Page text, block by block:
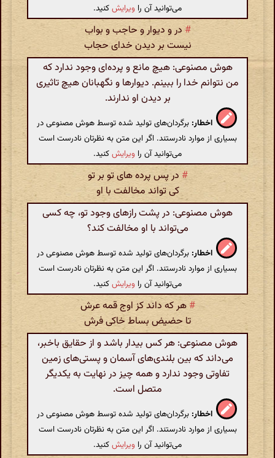
می‌توانید آن را ویرایشکنید.
#در و دیوار و حاجب و بواب
نیست بر دیدن خدای حجاب
هوش مصنوعی: هیچ مانع و پرده‌ای وجود ندارد که
من نتوانم خدا را ببینم. دیوارها و نگهبانان هیچ تاثیری
بر دیدن او ندارند.
اخطار: برگردان‌های تولید شده توسط هوش مصنوعی در
بسیاری از موارد نادرستند. اگر این متن به نظرتان نادرست است
می‌توانید آن را ویرایشکنید.
# در پس پرده های تو بر تو
کی تواند مخالفت با او
هوش مصنوعی: در پشت رازهای وجود تو، چه کسی
می‌تواند با او مخالفت کند؟
اخطار: برگردان‌های تولید شده توسط هوش مصنوعی در
بسیاری از موارد نادرستند. اگر این متن به نظرتان نادرست است
می‌توانید آن را ویرایشکنید.
# هر که داند کز اوج قمه عرش
تا حضیض بساط خاکی فرش
هوش مصنوعی: هر کس بیدار باشد و از حقایق باخبر،
می‌داند که بین بلندی‌های آسمان و پستی‌های زمین
تفاوتی وجود ندارد و همه چیز در نهایت به یکدیگر
متصل است.
اخطار: برگردان‌های تولید شده توسط هوش مصنوعی در
بسیاری از موارد نادرستند. اگر این متن به نظرتان نادرست است
می‌توانید آن را ویرایشکنید.